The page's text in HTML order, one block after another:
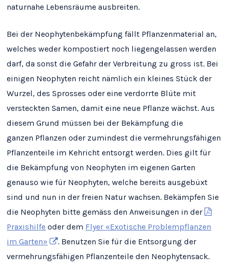
naturnahe Lebensräume ausbreiten.
Bei der Neophytenbekämpfung fällt Pflanzenmaterial an,
welches weder kompostiert noch liegengelassen werden
darf, da sonst die Gefahr der Verbreitung zu gross ist. Bei
einigen Neophyten reicht nämlich ein kleines Stück der
Wurzel, des Sprosses oder eine verdorrte Blüte mit
versteckten Samen, damit eine neue Pflanze wächst. Aus
diesem Grund müssen bei der Bekämpfung die
ganzen Pflanzen oder zumindest die vermehrungsfähigen
Pflanzenteile im Kehricht entsorgt werden. Dies gilt für
die Bekämpfung von Neophyten im eigenen Garten
genauso wie für Neophyten, welche bereits ausgebüxt
sind und nun in der freien Natur wachsen. Bekämpfen Sie
die Neophyten bitte gemäss den Anweisungen in der
Praxishilfe oder dem Flyer «Exotische Problempflanzen
im Garten»
. Benutzen Sie für die Entsorgung der
vermehrungsfähigen Pflanzenteile den Neophytensack.